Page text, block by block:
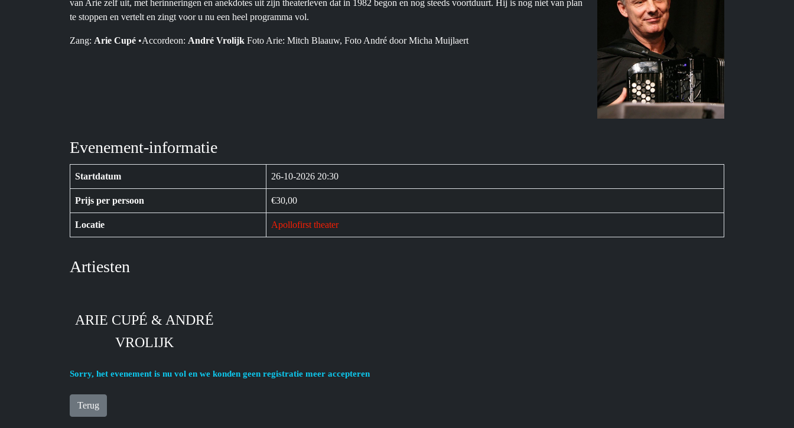
van Arie zelf uit, met herinneringen en anekdotes uit zijn theaterleven dat in 1982 begon en nog steeds voortduurt. Hij is nog niet van plan
te stoppen en vertelt en zingt voor u nu een heel programma vol.
Zang: Arie Cupé •Accordeon: André Vrolijk Foto Arie: Mitch Blaauw, Foto André door Micha Muijlaert
Evenement-informatie
Startdatum 26-10-2026 20:30
Prijs per persoon €30,00
Locatie Apollofirst theater
Artiesten
ARIE CUPÉ & ANDRÉ
VROLIJK
Sorry, het evenement is nu vol en we konden geen registratie meer accepteren
Terug